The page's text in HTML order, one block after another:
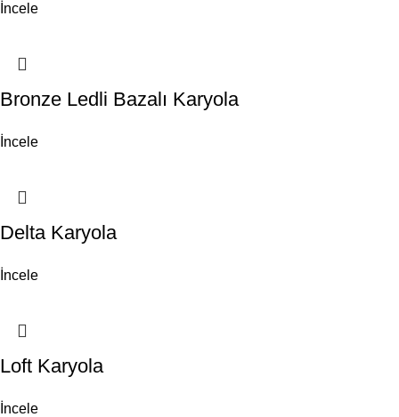
İncele
Bronze Ledli Bazalı Karyola
İncele
Delta Karyola
İncele
Loft Karyola
İncele